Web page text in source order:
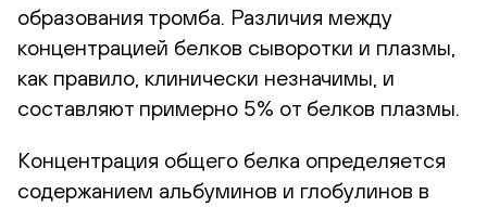
образования тромба. Различия между
концентрацией белков сыворотки и плазмы,
как правило, клинически незначимы, и
составляют примерно 5% от белков плазмы.
Концентрация общего белка определяется
содержанием альбуминов и глобулинов в